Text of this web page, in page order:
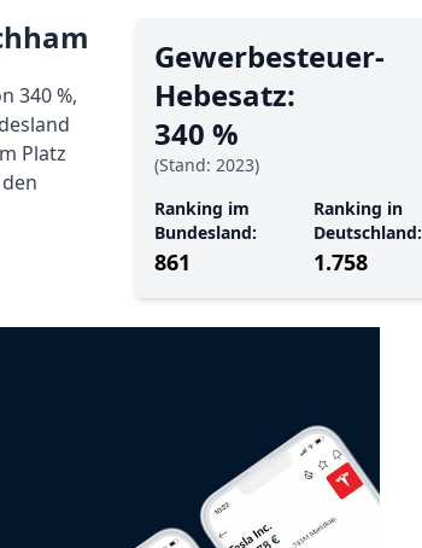
340 %,
Platz
Gewerbe­steuer-
Hebe­satz:
340 %
(Stand: 2023)
Ranking im
Bundesland:
861
Ranking in
Deutschland:
1.758